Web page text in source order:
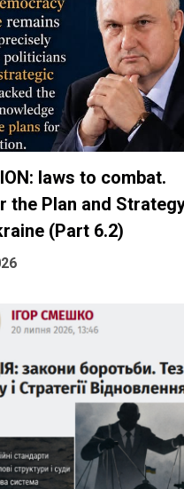
laws to combat.
the Plan and
(Part 6.2)